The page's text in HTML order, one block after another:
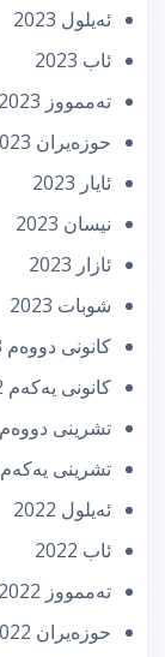
ئه‌یلول 2023
ئاب 2023
تەممووز 2023
حوزه‌یران 2023
ئایار 2023
نیسان 2023
ئازار 2023
شوبات 2023
كانونی دووه‌م 2023
كانونی یه‌كه‌م 2022
تشرینی دووه‌م 2022
تشرینی یه‌كه‌م 2022
ئه‌یلول 2022
ئاب 2022
تەممووز 2022
حوزه‌یران 2022